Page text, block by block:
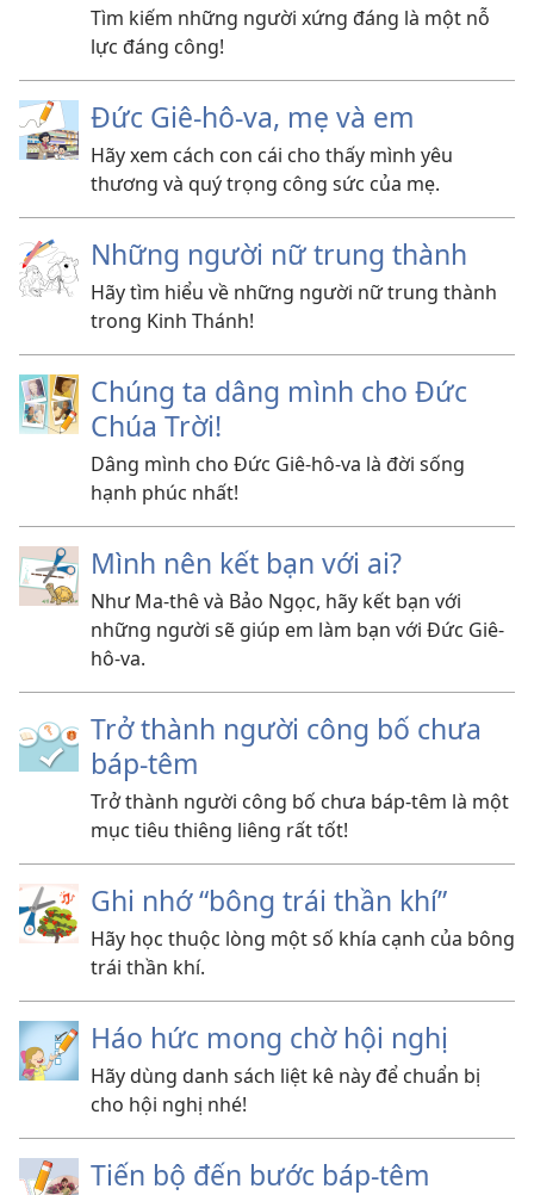
Tìm kiếm những người xứng đáng là một nỗ
lực đáng công!
Đức Giê-hô-va, mẹ và em
Hãy xem cách con cái cho thấy mình yêu
thương và quý trọng công sức của mẹ.
Những người nữ trung thành
Hãy tìm hiểu về những người nữ trung thành
trong Kinh Thánh!
Chúng ta dâng mình cho Đức
Chúa Trời!
Dâng mình cho Đức Giê-hô-va là đời sống
hạnh phúc nhất!
Mình nên kết bạn với ai?
Như Ma-thê và Bảo Ngọc, hãy kết bạn với
những người sẽ giúp em làm bạn với Đức Giê-
hô-va.
Trở thành người công bố chưa
báp-têm
Trở thành người công bố chưa báp-têm là một
mục tiêu thiêng liêng rất tốt!
Ghi nhớ “bông trái thần khí”
Hãy học thuộc lòng một số khía cạnh của bông
trái thần khí.
Háo hức mong chờ hội nghị
Hãy dùng danh sách liệt kê này để chuẩn bị
cho hội nghị nhé!
Tiến bộ đến bước báp-têm